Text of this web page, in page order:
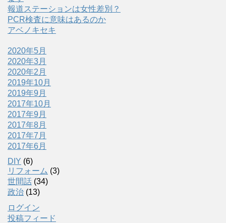
報道ステーションは女性差別？
PCR検査に意味はあるのか
アベノキセキ
2020年5月
2020年3月
2020年2月
2019年10月
2019年9月
2017年10月
2017年9月
2017年8月
2017年7月
2017年6月
DIY (6)
リフォーム (3)
世間話 (34)
政治 (13)
ログイン
投稿フィード